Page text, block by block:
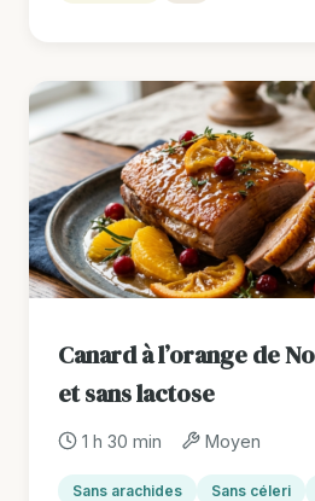
Canard à l’orange de
et sans lactose
1 h 30 min Moyen
Sans arachides Sans céleri